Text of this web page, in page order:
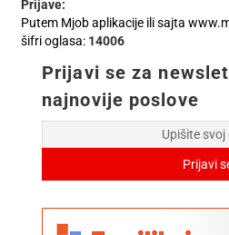
Prijave:
Putem Mjob aplikacije ili sajta
šifri oglasa: 14006
Prijavi se za
najnovije poslove